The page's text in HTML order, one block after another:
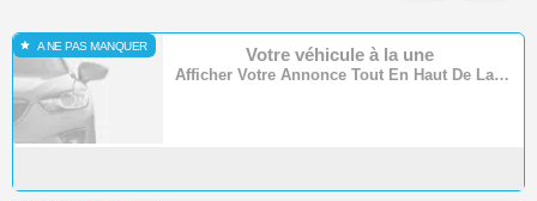
A NE PAS MANQUER Votre véhicule à la une
Afficher Votre Annonce Tout En Haut De La Page